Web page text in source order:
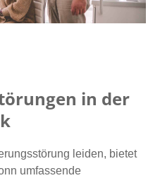
in der
leiden, bietet
umfassende